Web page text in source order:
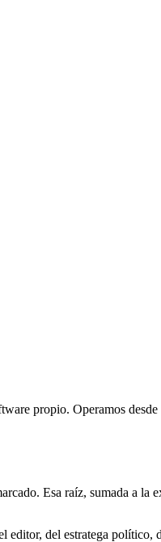
propio. Operamos
Esa raíz, sumada a la
editor, del estratega